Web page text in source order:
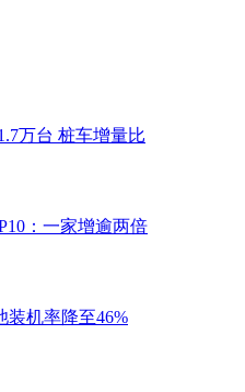
万台 桩车增量比
：一家增逾两倍
装机率降至46%